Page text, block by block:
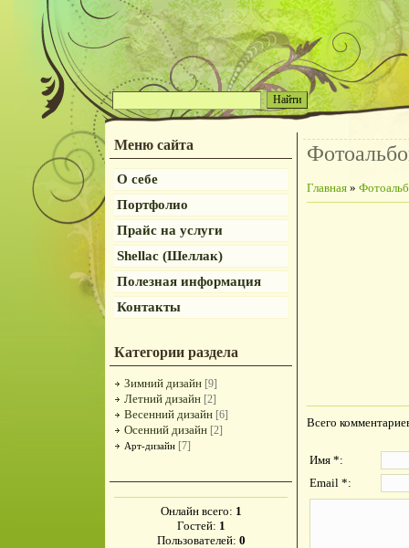
Меню сайта
О себе
Портфолио
Прайс на услуги
Shellac (Шеллак)
Полезная информация
Контакты
Категории раздела
Зимний дизайн [9]
Летний дизайн [2]
Весенний дизайн [6]
Осенний дизайн [2]
Арт-дизайн [7]
Онлайн всего: 1
Гостей: 1
Пользователей: 0
Главная »
Всего
Имя *:
Email *: